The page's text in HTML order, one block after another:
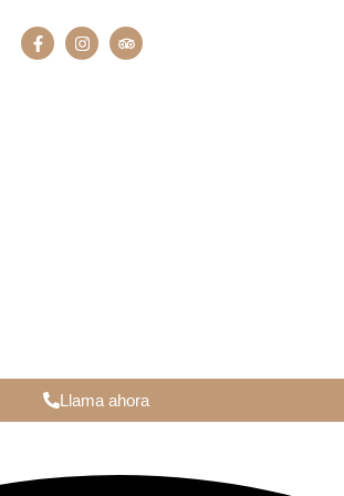
Llama ahora